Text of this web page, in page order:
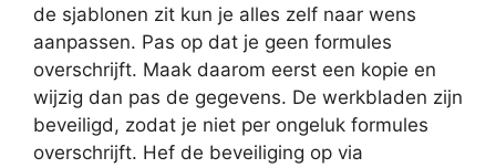
de sjablonen zit kun je alles zelf naar wens
aanpassen. Pas op dat je geen formules
overschrijft. Maak daarom eerst een kopie en
wijzig dan pas de gegevens. De werkbladen zijn
beveiligd, zodat je niet per ongeluk formules
overschrijft. Hef de beveiliging op via